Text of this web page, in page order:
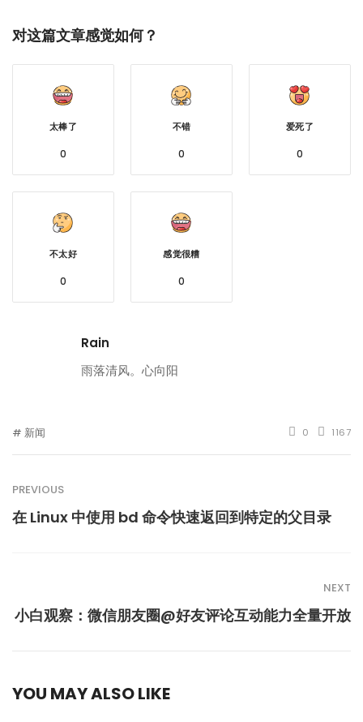
对这篇文章感觉如何？
太棒了
0
不错
0
爱死了
0
不太好
0
感觉很糟
0
Rain
雨落清风。心向阳
新闻 0 1167
PREVIOUS
在 Linux 中使用 bd 命令快速返回到特定的父目录
NEXT
小白观察：微信朋友圈@好友评论互动能力全量开放
YOU MAY ALSO LIKE